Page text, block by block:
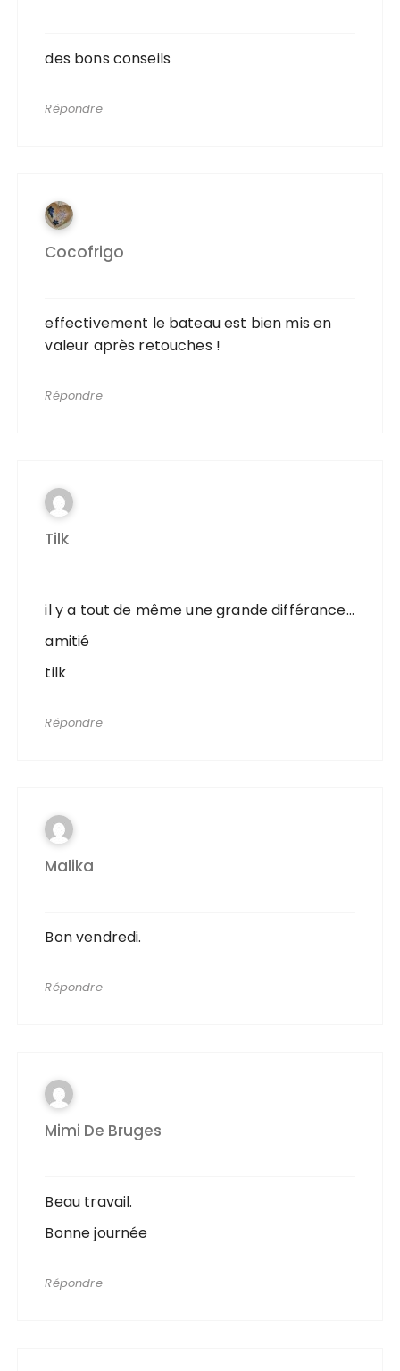
des bons conseils
Répondre
Cocofrigo
effectivement le bateau est bien mis en
valeur après retouches !
Répondre
Tilk
il y a tout de même une grande différance…
amitié
tilk
Répondre
Malika
Bon vendredi.
Répondre
Mimi De Bruges
Beau travail.
Bonne journée
Répondre